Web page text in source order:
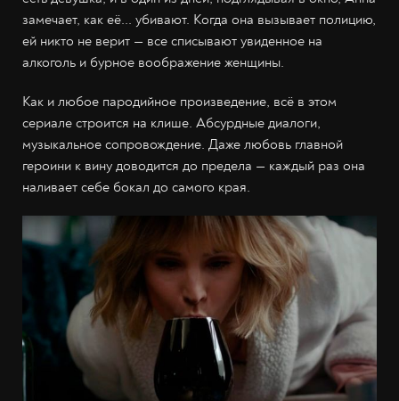
замечает, как её... убивают. Когда она вызывает полицию,
ей никто не верит — все списывают увиденное на
алкоголь и бурное воображение женщины.
Как и любое пародийное произведение, всё в этом
сериале строится на клише. Абсурдные диалоги,
музыкальное сопровождение. Даже любовь главной
героини к вину доводится до предела — каждый раз она
наливает себе бокал до самого края.